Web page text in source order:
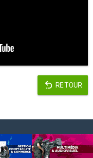
RETOUR